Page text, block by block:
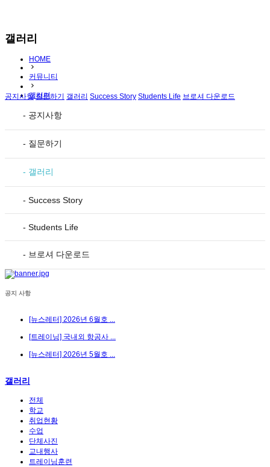
갤러리
HOME
커뮤니티
갤러리
공지사항 질문하기 갤러리 Success Story Students Life 브로셔 다운로드
- 공지사항
- 질문하기
- 갤러리
- Success Story
- Students Life
- 브로셔 다운로드
공지 사항
[뉴스레터] 2026년 6월호 ...
[트레이닝] 국내외 항공사 ...
[뉴스레터] 2026년 5월호 ...
갤러리
전체
학교
취업현황
수업
단체사진
교내행사
트레이닝훈련